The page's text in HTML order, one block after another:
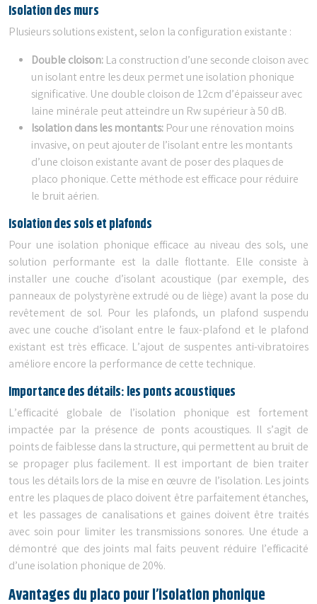
Isolation des murs
Plusieurs solutions existent, selon la configuration existante :
Double cloison: La construction d’une seconde cloison avec
un isolant entre les deux permet une isolation phonique
significative. Une double cloison de 12cm d’épaisseur avec
laine minérale peut atteindre un Rw supérieur à 50 dB.
Isolation dans les montants: Pour une rénovation moins
invasive, on peut ajouter de l’isolant entre les montants
d’une cloison existante avant de poser des plaques de
placo phonique. Cette méthode est efficace pour réduire
le bruit aérien.
Isolation des sols et plafonds
Pour une isolation phonique efficace au niveau des sols, une
solution performante est la dalle flottante. Elle consiste à
installer une couche d’isolant acoustique (par exemple, des
panneaux de polystyrène extrudé ou de liège) avant la pose du
revêtement de sol. Pour les plafonds, un plafond suspendu
avec une couche d’isolant entre le faux-plafond et le plafond
existant est très efficace. L’ajout de suspentes anti-vibratoires
améliore encore la performance de cette technique.
Importance des détails: les ponts acoustiques
L’efficacité globale de l’isolation phonique est fortement
impactée par la présence de ponts acoustiques. Il s’agit de
points de faiblesse dans la structure, qui permettent au bruit de
se propager plus facilement. Il est important de bien traiter
tous les détails lors de la mise en œuvre de l’isolation. Les joints
entre les plaques de placo doivent être parfaitement étanches,
et les passages de canalisations et gaines doivent être traités
avec soin pour limiter les transmissions sonores. Une étude a
démontré que des joints mal faits peuvent réduire l’efficacité
d’une isolation phonique de 20%.
Avantages du placo pour l’isolation phonique